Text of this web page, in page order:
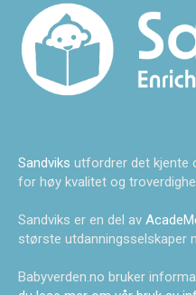
Sandviks utfordrer det kjente
for høy kvalitet og
Sandviks er en del av
største utdanningsselskaper
Babyverden.no bruker